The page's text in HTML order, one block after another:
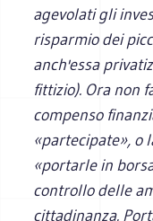
agevolati gli
risparmio dei
anch'essa
fittizio). Ora non
compenso
«partecipate», o
«portarle in
controllo delle
cittadinanza.